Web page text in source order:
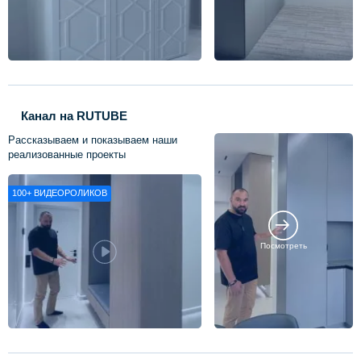
Канал на RUTUBE
Рассказываем и показываем наши
реализованные проекты
100+ ВИДЕОРОЛИКОВ
Посмотреть